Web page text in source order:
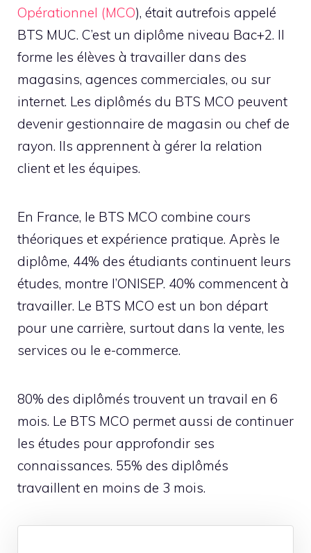
Opérationnel (MCO), était autrefois appelé
BTS MUC. C’est un diplôme niveau Bac+2. Il
forme les élèves à travailler dans des
magasins, agences commerciales, ou sur
internet. Les diplômés du BTS MCO peuvent
devenir gestionnaire de magasin ou chef de
rayon. Ils apprennent à gérer la relation
client et les équipes.
En France, le BTS MCO combine cours
théoriques et expérience pratique. Après le
diplôme, 44% des étudiants continuent leurs
études, montre l’ONISEP. 40% commencent à
travailler. Le BTS MCO est un bon départ
pour une carrière, surtout dans la vente, les
services ou le e-commerce.
80% des diplômés trouvent un travail en 6
mois. Le BTS MCO permet aussi de continuer
les études pour approfondir ses
connaissances. 55% des diplômés
travaillent en moins de 3 mois.